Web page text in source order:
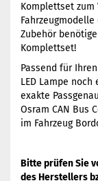
Komplettset
Zubehör
Komplettset!
Passend für
LED Lampe
exakte
Osram CAN Bus
im Fahrzeug
Bitte prüfen Sie
des Herstellers